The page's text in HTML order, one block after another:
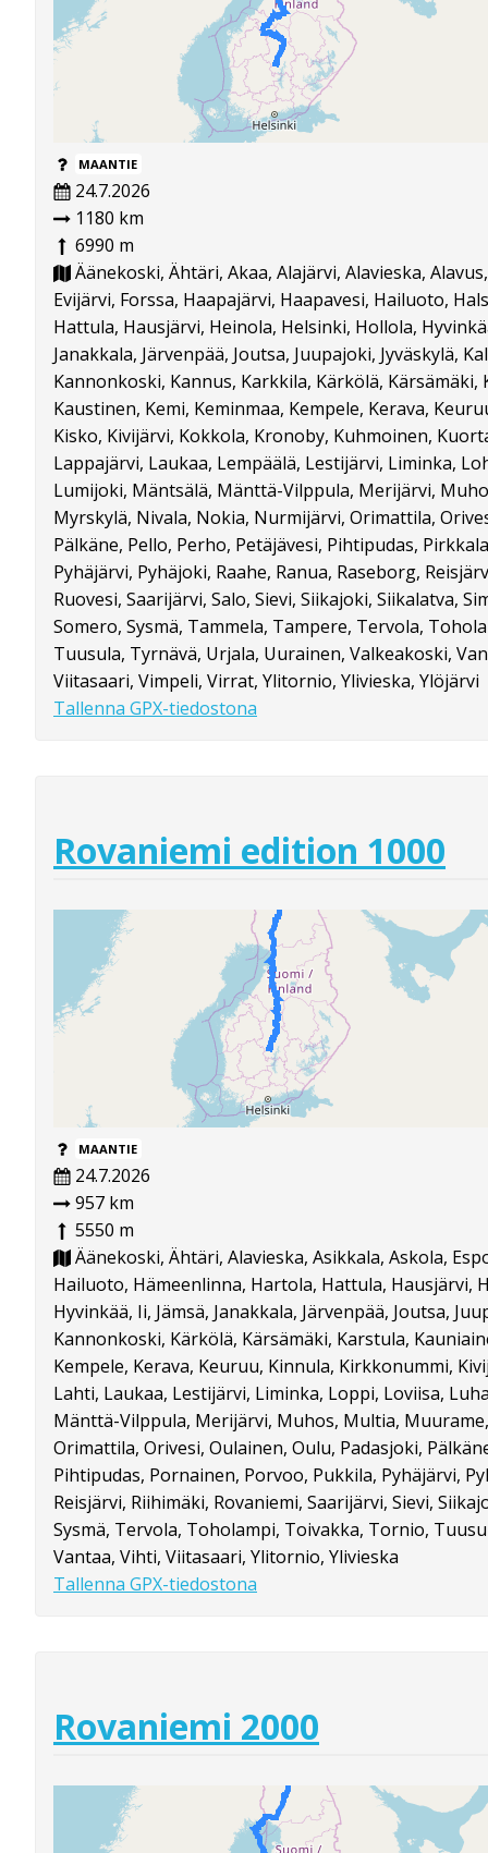
MAANTIE
24.7.2026
1180 km
6990 m
Äänekoski, Ähtäri, Akaa, Alajärvi, Alavieska,
Evijärvi, Forssa, Haapajärvi, Haapavesi, Hailuoto,
Hattula, Hausjärvi, Heinola, Helsinki, Hollola,
Janakkala, Järvenpää, Joutsa, Juupajoki, Jyväskylä,
Kannonkoski, Kannus, Karkkila, Kärkölä, Kärsämäki,
Kaustinen, Kemi, Keminmaa, Kempele, Kerava,
Kisko, Kivijärvi, Kokkola, Kronoby, Kuhmoinen,
Lappajärvi, Laukaa, Lempäälä, Lestijärvi, Liminka,
Lumijoki, Mäntsälä, Mänttä-Vilppula, Merijärvi,
Myrskylä, Nivala, Nokia, Nurmijärvi, Orimattila,
Pälkäne, Pello, Perho, Petäjävesi, Pihtipudas,
Pyhäjärvi, Pyhäjoki, Raahe, Ranua, Raseborg,
Ruovesi, Saarijärvi, Salo, Sievi, Siikajoki, Siikalatva,
Somero, Sysmä, Tammela, Tampere, Tervola,
Tuusula, Tyrnävä, Urjala, Uurainen, Valkeakoski,
Viitasaari, Vimpeli, Virrat, Ylitornio, Ylivieska, Ylöjärvi
Tallenna GPX-tiedostona
Rovaniemi edition 1000
MAANTIE
24.7.2026
957 km
5550 m
Äänekoski, Ähtäri, Alavieska, Asikkala, Askola,
Hailuoto, Hämeenlinna, Hartola, Hattula, Hausjärvi,
Hyvinkää, Ii, Jämsä, Janakkala, Järvenpää, Joutsa,
Kannonkoski, Kärkölä, Kärsämäki, Karstula,
Kempele, Kerava, Keuruu, Kinnula, Kirkkonummi,
Lahti, Laukaa, Lestijärvi, Liminka, Loppi, Loviisa,
Mänttä-Vilppula, Merijärvi, Muhos, Multia,
Orimattila, Orivesi, Oulainen, Oulu, Padasjoki,
Pihtipudas, Pornainen, Porvoo, Pukkila, Pyhäjärvi,
Reisjärvi, Riihimäki, Rovaniemi, Saarijärvi, Sievi,
Sysmä, Tervola, Toholampi, Toivakka, Tornio,
Vantaa, Vihti, Viitasaari, Ylitornio, Ylivieska
Tallenna GPX-tiedostona
Rovaniemi 2000